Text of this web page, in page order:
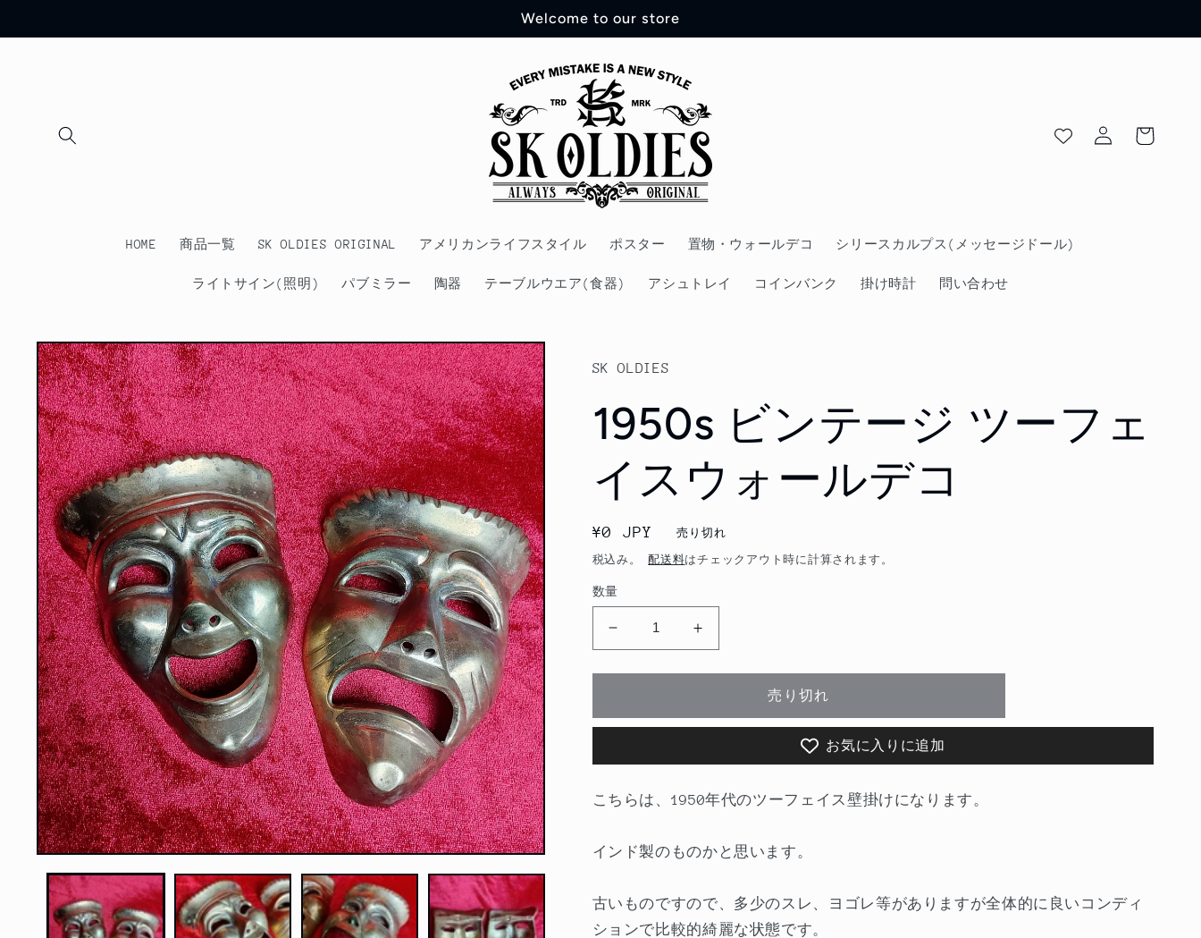
進む
Welcome to our store
HOME 商品一覧 SK OLDIES ORIGINAL アメリカンライフスタイル ポスター 置物・ウォールデコ シリースカルプス(メッセージドール)
ライトサイン(照明) パブミラー 陶器 テーブルウエア(食器) アシュトレイ コインバンク 掛け時計 問い合わせ
グ
イ
ー
商品情
報にス
キップ
ー
SK OLDIES
1950s ビンテージ ツーフェ
イスウォールデコ
通
常
格
¥0 JPY 売り切れ
税込み。配送料はチェックアウト時に計算されます。
数量
1950s
ー
ー
ェ
ウ
1950s
ー
ー
ェ
ウ
売り切れ
お気に入りに追加
こちらは、1950年代のツーフェイス壁掛けになります。
インド製のものかと思います。
古いものですので、多少のスレ、ヨゴレ等がありますが全体的に良いコンディ
ションで比較的綺麗な状態です。